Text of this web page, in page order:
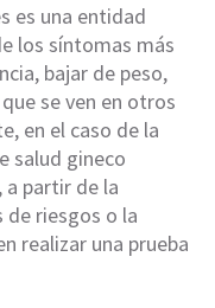
es una entidad
los síntomas más
bajar de peso,
se ven en otros
en el caso de la
salud gineco
partir de la
riesgos o la
realizar una prueba